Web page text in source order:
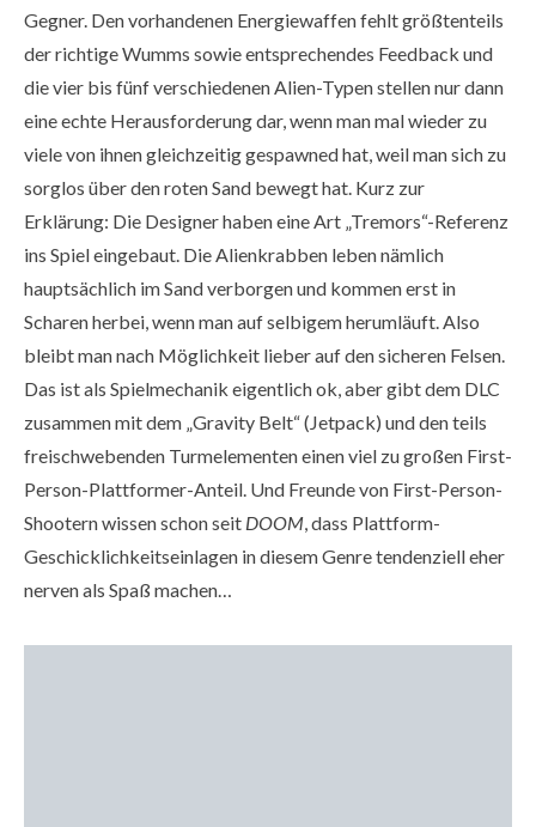
Gegner. Den vorhandenen Energiewaffen fehlt größtenteils
der richtige Wumms sowie entsprechendes Feedback und
die vier bis fünf verschiedenen Alien-Typen stellen nur dann
eine echte Herausforderung dar, wenn man mal wieder zu
viele von ihnen gleichzeitig gespawned hat, weil man sich zu
sorglos über den roten Sand bewegt hat. Kurz zur
Erklärung: Die Designer haben eine Art „Tremors“-Referenz
ins Spiel eingebaut. Die Alienkrabben leben nämlich
hauptsächlich im Sand verborgen und kommen erst in
Scharen herbei, wenn man auf selbigem herumläuft. Also
bleibt man nach Möglichkeit lieber auf den sicheren Felsen.
Das ist als Spielmechanik eigentlich ok, aber gibt dem DLC
zusammen mit dem „Gravity Belt“ (Jetpack) und den teils
freischwebenden Turmelementen einen viel zu großen First-
Person-Plattformer-Anteil. Und Freunde von First-Person-
Shootern wissen schon seit DOOM, dass Plattform-
Geschicklichkeitseinlagen in diesem Genre tendenziell eher
nerven als Spaß machen…